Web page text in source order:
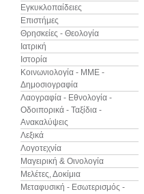
Εγκυκλοπαίδειες
Επιστήμες
Θρησκείες - Θεολογία
Ιατρική
Ιστορία
Κοινωνιολογία - ΜΜΕ -
Δημοσιογραφία
Λαογραφία - Εθνολογία -
Οδοιπορικά - Ταξίδια -
Ανακαλύψεις
Λεξικά
Λογοτεχνία
Μαγειρική & Οινολογία
Μελέτες, Δοκίμια
Μεταφυσική - Εσωτερισμός -